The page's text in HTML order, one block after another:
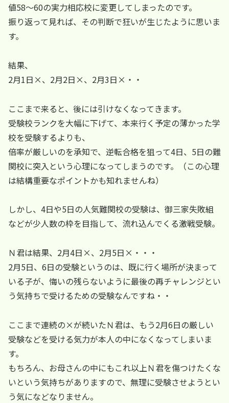
値58～60の実力相応校に変更してしまったのです。
振り返って見れば、その判断で狂いが生じたように思いま
す。
結果、
2月1日×、2月2日×、2月3日×・・
ここまで来ると、後には引けなくなってきます。
受験校ランクを大幅に下げて、本来行く予定の薄かった学
校を受験するよりも、
倍率が厳しいのを承知で、逆転合格を狙って4日、5日の難
関校に突入という心理になってしまうのです。（この心理
は結構重要なポイントかも知れませんね）
しかし、4日や5日の人気難関校の受験は、御三家失敗組
などが少人数の枠を目指して、流れ込んでくる激戦受験。
Ｎ君は結果、2月4日×、2月5日×・・・
2月5日、6日の受験というのは、既に行く場所が決まって
いる子が、悔いの残らないように最後の再チャレンジとい
う気持ちで受けるための受験なんですね・・
ここまで連続の×が続いたＮ君は、もう2月6日の厳しい
受験などを受ける気力が本人の中になくなってしまいま
す。
もちろん、お母さんの中にもこれ以上Ｎ君を傷つけたくな
いという気持ちがありますので、無理に受験させようとい
う気になどなりません。